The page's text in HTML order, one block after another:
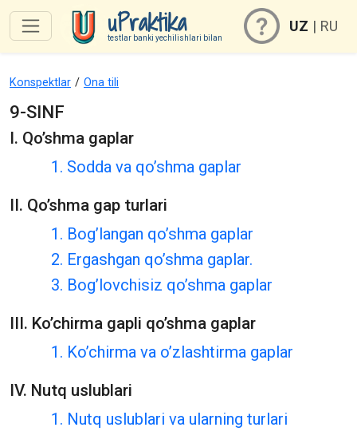
uPraktika
testlar banki yechilishlari bilan
UZ | RU
Konspektlar / Ona tili
9-SINF
I. Qo’shma gaplar
1. Sodda va qo’shma gaplar
II. Qo’shma gap turlari
1. Bog’langan qo’shma gaplar
2. Ergashgan qo’shma gaplar.
3. Bog’lovchisiz qo’shma gaplar
III. Ko’chirma gapli qo’shma gaplar
1. Ko’chirma va o’zlashtirma gaplar
IV. Nutq uslublari
1. Nutq uslublari va ularning turlari